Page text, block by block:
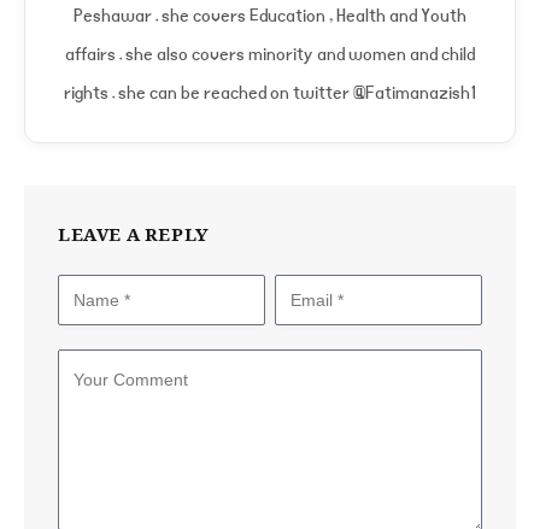
Peshawar . she covers Education , Health and Youth
affairs . she also covers minority and women and child
rights . she can be reached on twitter @Fatimanazish1
LEAVE A REPLY